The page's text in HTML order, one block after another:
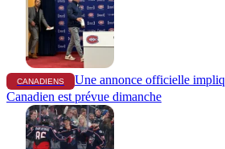
CANADIENS
Une annonce officielle
Canadien est prévue dimanche